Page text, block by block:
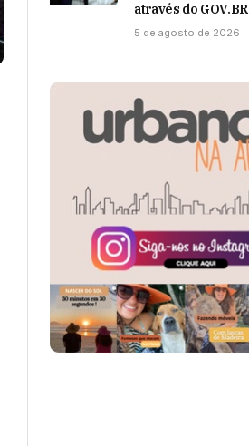
através do GOV.BR
5 de agosto de 2026